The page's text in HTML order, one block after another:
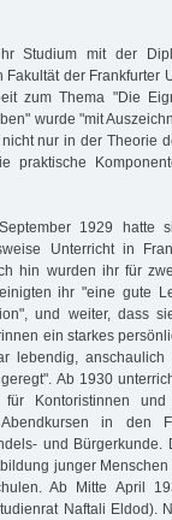
Studium mit der
der Frankfurter
zum Thema "Die
wurde "mit
nur in der Theorie
praktische
1929 hatte
Unterricht in
hin wurden ihr für
ihr "eine gute
und weiter, dass
ein starkes
lebendig,
Ab 1930
Kontoristinnen
in den
und Bürgerkunde.
junger
Ab Mitte April
Naftali Eldod).